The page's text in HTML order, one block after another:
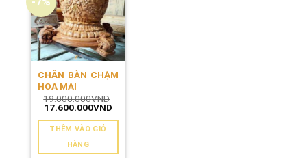
CHÂN BÀN CHẠM
HOA MAI
19.000.000VND
Giá
là:
19.000.000VND.
17.600.000VNDGiá
tại
THÊM VÀO GIỎ
HÀNG